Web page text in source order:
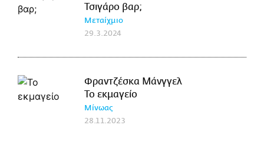
Τσιγάρο βαρ;
Μεταίχμιο
29.3.2024
Φραντζέσκα Μάνγγελ
Το εκμαγείο
Μίνωας
28.11.2023